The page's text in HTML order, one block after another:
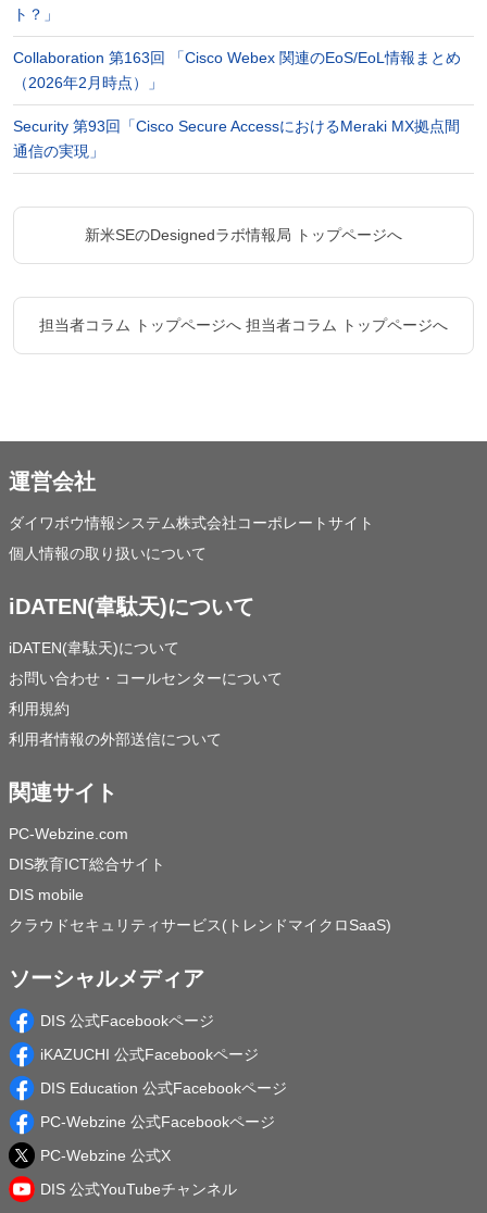
ト？」
Collaboration 第163回 「Cisco Webex 関連のEoS/EoL情報まとめ
（2026年2月時点）」
Security 第93回「Cisco Secure AccessにおけるMeraki MX拠点間
通信の実現」
新米SEのDesignedラボ情報局 トップページへ
担当者コラム トップページへ 担当者コラム トップページへ
運営会社
ダイワボウ情報システム株式会社コーポレートサイト
個人情報の取り扱いについて
iDATEN(韋駄天)について
iDATEN(韋駄天)について
お問い合わせ・コールセンターについて
利用規約
利用者情報の外部送信について
関連サイト
PC-Webzine.com
DIS教育ICT総合サイト
DIS mobile
クラウドセキュリティサービス(トレンドマイクロSaaS)
ソーシャルメディア
DIS 公式Facebookページ
iKAZUCHI 公式Facebookページ
DIS Education 公式Facebookページ
PC-Webzine 公式Facebookページ
PC-Webzine 公式X
DIS 公式YouTubeチャンネル